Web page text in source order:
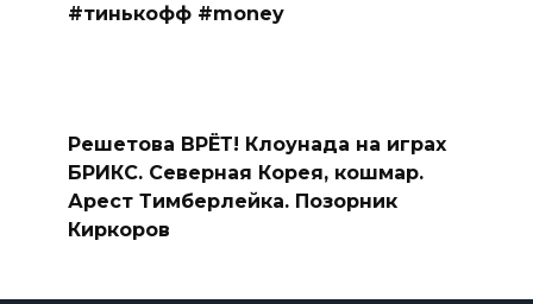
#тинькофф #money
Решетова ВРЁТ! Клоунада на играх
БРИКС. Северная Корея, кошмар.
Арест Тимберлейка. Позорник
Киркоров